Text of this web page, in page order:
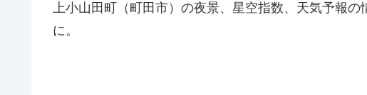
上小山田町（町田市）の夜景、星空指数、天気予報
に。